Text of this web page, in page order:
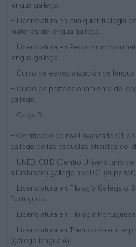
lengua gallega.
– Licenciatura en cualquier filología
materias de lengua gallega.
– Licenciatura en Periodismo con
lengua gallega.
– Curso de especialización de lengua
– Curso de perfeccionamiento de
gallega.
– Celga 3.
– Certificado de nivel avanzado C1 o
gallego de las escuelas oficiales de
– UNED. CUID (Centro Universitario
a Distancia) gallego nivel C1 (superior).
– Licenciatura en Filología Gallega o
Portuguesa.
– Licenciatura en Filología Portuguesa.
– Licenciatura en Traducción e
(gallego lengua A).